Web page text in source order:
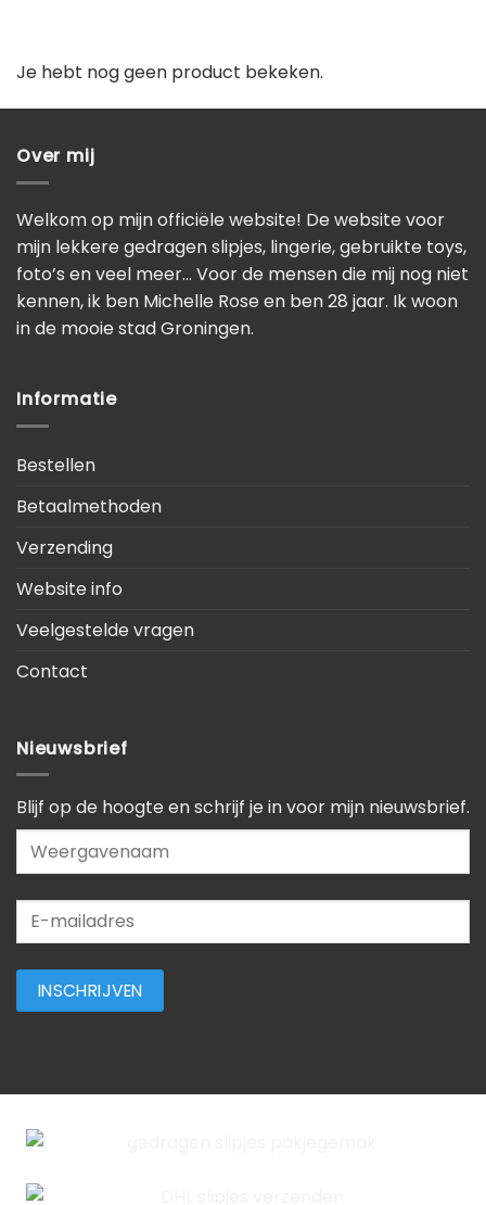
Je hebt nog geen product bekeken.
Over mij
Welkom op mijn officiële website! De website voor
mijn lekkere gedragen slipjes, lingerie, gebruikte toys,
foto’s en veel meer… Voor de mensen die mij nog niet
kennen, ik ben Michelle Rose en ben 28 jaar. Ik woon
in de mooie stad Groningen.
Informatie
Bestellen
Betaalmethoden
Verzending
Website info
Veelgestelde vragen
Contact
Nieuwsbrief
Blijf op de hoogte en schrijf je in voor mijn nieuwsbrief.